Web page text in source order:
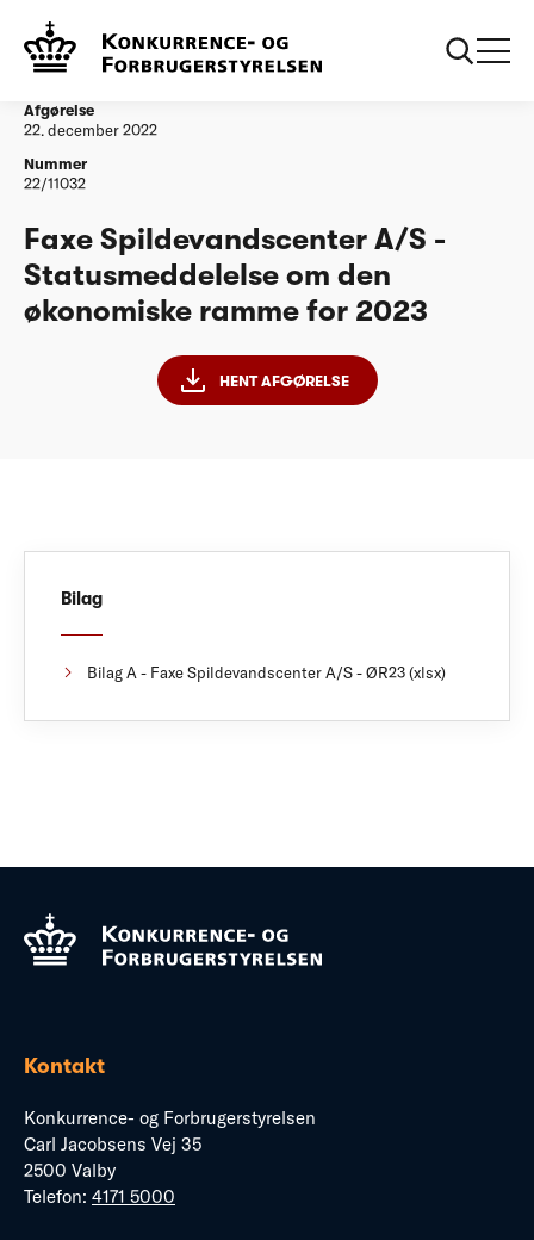
Vandtilsyn
om den økonomiske ramme for 2023
Afgørelse
22. december 2022
Nummer
22/11032
Faxe Spildevandscenter A/S -
Statusmeddelelse om den
økonomiske ramme for 2023
HENT AFGØRELSE
Bilag
Bilag A - Faxe Spildevandscenter A/S - ØR23 (xlsx)
Kontakt
Konkurrence- og Forbrugerstyrelsen
Carl Jacobsens Vej 35
2500 Valby
Telefon: 4171 5000